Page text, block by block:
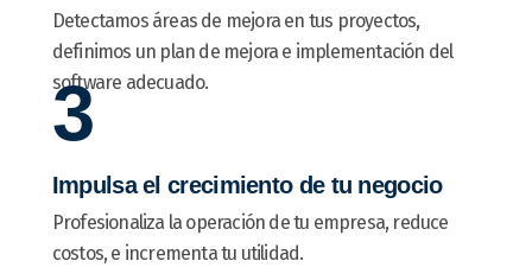
Detectamos áreas de mejora en tus proyectos,
definimos un plan de mejora e implementación del
software adecuado.
3
Impulsa el crecimiento de tu negocio
Profesionaliza la operación de tu empresa, reduce
costos, e incrementa tu utilidad.